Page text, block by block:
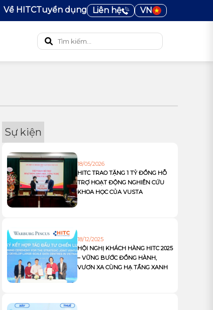
Về HITCTuyển dụng Liên hệ VN
Sự kiện
18/05/2026
HITC TRAO TẶNG 1 TỶ ĐỒNG HỖ
TRỢ HOẠT ĐỘNG NGHIÊN CỨU
KHOA HỌC CỦA VUSTA
18/12/2025
HỘI NGHỊ KHÁCH HÀNG HITC 2025
– VỮNG BƯỚC ĐỒNG HÀNH,
VƯƠN XA CÙNG HẠ TẦNG XANH